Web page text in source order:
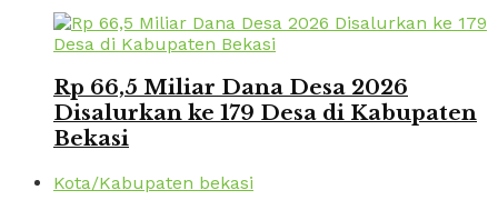
Rp 66,5 Miliar Dana Desa 2026
Disalurkan ke 179 Desa di Kabupaten
Bekasi
Kota/Kabupaten bekasi